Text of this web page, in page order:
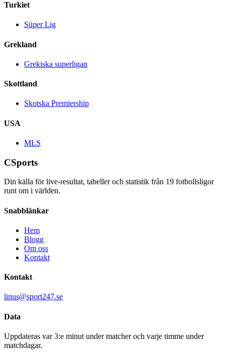
Turkiet
Süper Lig
Grekland
Grekiska superligan
Skottland
Skotska Premiership
USA
MLS
CSports
Din källa för live-resultat, tabeller och statistik från 19 fotbollsligor
runt om i världen.
Snabblänkar
Hem
Blogg
Om oss
Kontakt
Kontakt
linus@sport247.se
Data
Uppdateras var 3:e minut under matcher och varje timme under
matchdagar.